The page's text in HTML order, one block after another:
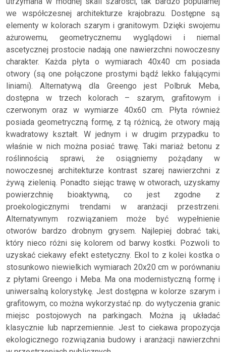
we współczesnej architekturze krajobrazu. Dostępne są
elementy w kolorach szarym i granitowym. Dzięki swojemu
ażurowemu, geometrycznemu wyglądowi i niemal
ascetycznej prostocie nadają one nawierzchni nowoczesny
charakter. Każda płyta o wymiarach 40x40 cm posiada
otwory (są one połączone prostymi bądź lekko falującymi
liniami). Alternatywą dla Greengo jest Polbruk Meba,
dostępna w trzech kolorach – szarym, grafitowym i
czerwonym oraz w wymiarze 40x60 cm. Płyta również
posiada geometryczną formę, z tą różnicą, że otwory mają
kwadratowy kształt. W jednym i w drugim przypadku to
właśnie w nich można posiać trawę. Taki mariaż betonu z
roślinnością sprawi, że osiągniemy pożądany w
nowoczesnej architekturze kontrast szarej nawierzchni z
żywą zielenią. Ponadto siejąc trawę w otworach, uzyskamy
powierzchnię bioaktywną, co jest zgodne z
proekologicznymi trendami w aranżacji przestrzeni.
Alternatywnym rozwiązaniem może być wypełnienie
otworów bardzo drobnym grysem. Najlepiej dobrać taki,
który nieco różni się kolorem od barwy kostki. Pozwoli to
uzyskać ciekawy efekt estetyczny. Ekol to z kolei kostka o
stosunkowo niewielkich wymiarach 20x20 cm w porównaniu
z płytami Greengo i Meba. Ma ona modernistyczną formę i
uniwersalną kolorystykę. Jest dostępna w kolorze szarym i
grafitowym, co można wykorzystać np. do wytyczenia granic
miejsc postojowych na parkingach. Można ją układać
klasycznie lub naprzemiennie. Jest to ciekawa propozycja
ekologicznego rozwiązania budowy i aranżacji nawierzchni